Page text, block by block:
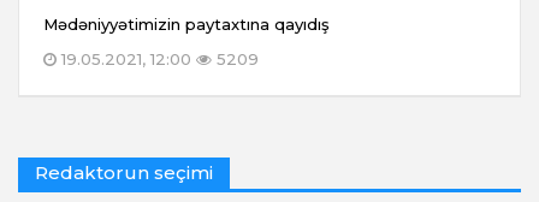
Mədəniyyətimizin paytaxtına qayıdış
19.05.2021, 12:00
5209
Redaktorun seçimi